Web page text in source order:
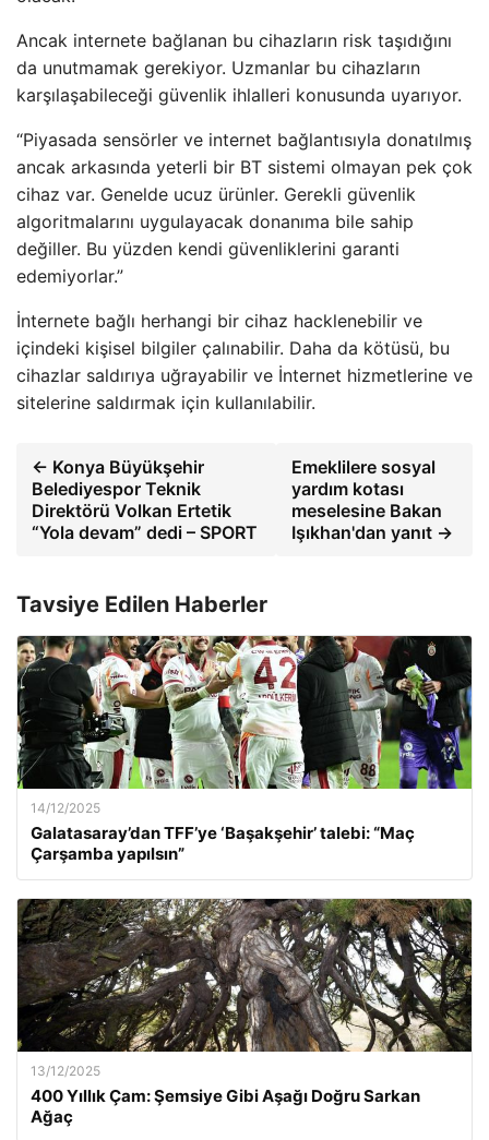
Ancak internete bağlanan bu cihazların risk taşıdığını
da unutmamak gerekiyor. Uzmanlar bu cihazların
karşılaşabileceği güvenlik ihlalleri konusunda uyarıyor.
“Piyasada sensörler ve internet bağlantısıyla donatılmış
ancak arkasında yeterli bir BT sistemi olmayan pek çok
cihaz var. Genelde ucuz ürünler. Gerekli güvenlik
algoritmalarını uygulayacak donanıma bile sahip
değiller. Bu yüzden kendi güvenliklerini garanti
edemiyorlar.”
İnternete bağlı herhangi bir cihaz hacklenebilir ve
içindeki kişisel bilgiler çalınabilir. Daha da kötüsü, bu
cihazlar saldırıya uğrayabilir ve İnternet hizmetlerine ve
sitelerine saldırmak için kullanılabilir.
← Konya Büyükşehir
Belediyespor Teknik
Direktörü Volkan Ertetik
“Yola devam” dedi – SPORT
Emeklilere sosyal
yardım kotası
meselesine Bakan
Işıkhan'dan yanıt →
Tavsiye Edilen Haberler
14/12/2025
Galatasaray’dan TFF’ye ‘Başakşehir’ talebi: “Maç
Çarşamba yapılsın”
13/12/2025
400 Yıllık Çam: Şemsiye Gibi Aşağı Doğru Sarkan
Ağaç